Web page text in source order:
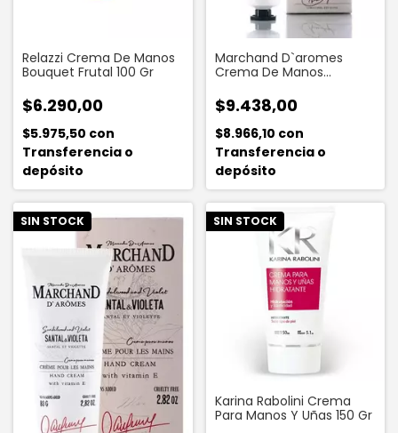
Relazzi Crema De Manos
Bouquet Frutal 100 Gr
$6.290,00
$5.975,50 con
Transferencia o
depósito
Marchand D`aromes
Crema De Manos
$9.438,00
$8.966,10 con
Transferencia o
depósito
SIN STOCK SIN STOCK
Karina Rabolini Crema
Para Manos Y Uñas 150 Gr